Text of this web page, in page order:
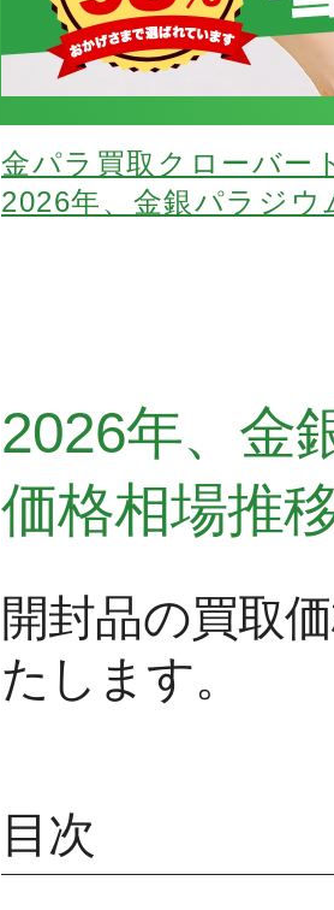
金パラ買取クローバー
2026年、金銀パラジウ
2026年、金
価格相場推
開封品の買取
たします。
目次